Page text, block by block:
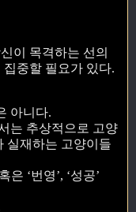
이 목격하는 선의
중할 필요가 있다.
아니다.
는 추상적으로 고양
실재하는 고양이들
은 ‘번영’, ‘성공’